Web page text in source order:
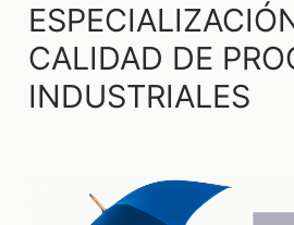
CALIDAD DE
INDUSTRIALES